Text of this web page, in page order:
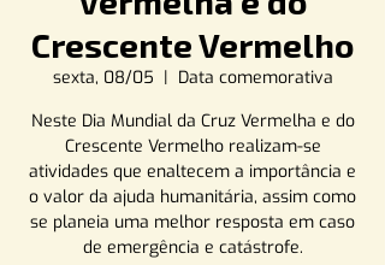
Crescente Vermelho
sexta, 08/05
  |
Data comemorativa
Neste Dia Mundial da Cruz Vermelha e do
Crescente Vermelho realizam-se
atividades que enaltecem a importância e
o valor da ajuda humanitária, assim como
se planeia uma melhor resposta em caso
de emergência e catástrofe.